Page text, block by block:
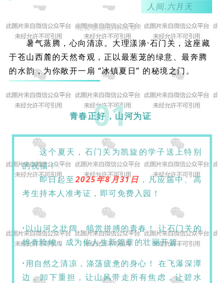
人间.六月天
免费畅游山水画卷！
暑气蒸腾，心向清凉。大理漾濞·石门关，这座藏
于苍山西麓的天然奇观，正以最葱茏的绿意、最奔腾
的水韵，为你敞开一扇 “冰镇夏日” 的秘境之门。
01
青春正好，山河为证
这个夏天，石门关为凯旋的学子送上特别
的祝福！
即日起至2025年8月31日 ， 凡应届中、高
考生持本人准考证，即可免费入园 ！
·以山河之壮阔，犒赏拼搏的青春！ 让石门关的
雄奇险峻，成为你人生新篇章的壮丽开篇。
·用自然之清凉，涤荡疲惫的身心！ 在飞瀑深潭
边，卸下重担，让山风带走所有焦虑，让碧水